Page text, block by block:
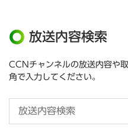
放送内容検索
CCNチャンネルの放送内容や
角で入力してください。